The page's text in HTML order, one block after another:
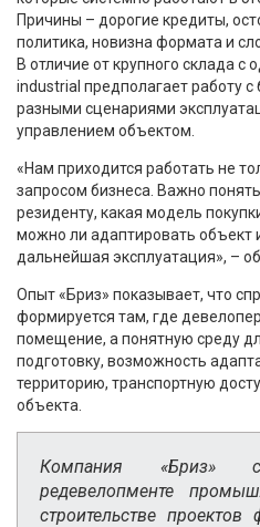
Причины – дорогие кредиты,
политика, новизна формата и
В отличие от крупного склада с
industrial предполагает работу
разными сценариями
управлением объектом.
«Нам приходится работать не
запросом бизнеса. Важно
резиденту, какая модель
можно ли адаптировать объект
дальнейшая эксплуатация», –
Опыт «Бриз» показывает, что
формируется там, где
помещение, а понятную среду
подготовку, возможность
территорию, транспортную
объекта.
Компания «Бриз»
редевелопменте
строительстве